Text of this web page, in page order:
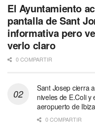
El Ayuntamiento
pantalla de Sant
informativa pero
verlo claro
0 COMPARTIR
Sant Josep cierra
niveles de E.Coli
aeropuerto de Ibiza
0 COMPARTIR